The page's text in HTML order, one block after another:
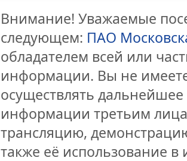
Внимание! Уважаемые
следующем: ПАО
обладателем всей или
информации. Вы не
осуществлять
информации третьим
трансляцию,
также её использование